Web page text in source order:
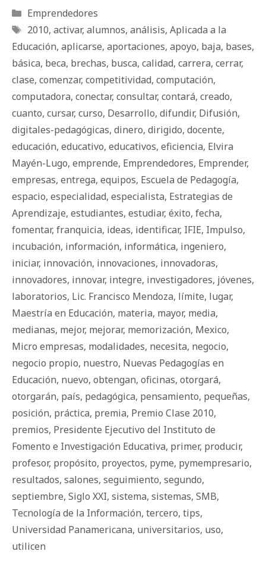
Categorías
Emprendedores
Etiquetas
2010, activar, alumnos, análisis, Aplicada a la
Educación, aplicarse, aportaciones, apoyo, baja, bases,
básica, beca, brechas, busca, calidad, carrera, cerrar,
clase, comenzar, competitividad, computación,
computadora, conectar, consultar, contará, creado,
cuanto, cursar, curso, Desarrollo, difundir, Difusión,
digitales-pedagógicas, dinero, dirigido, docente,
educación, educativo, educativos, eficiencia, Elvira
Mayén-Lugo, emprende, Emprendedores, Emprender,
empresas, entrega, equipos, Escuela de Pedagogía,
espacio, especialidad, especialista, Estrategias de
Aprendizaje, estudiantes, estudiar, éxito, fecha,
fomentar, franquicia, ideas, identificar, IFIE, Impulso,
incubación, información, informática, ingeniero,
iniciar, innovación, innovaciones, innovadoras,
innovadores, innovar, integre, investigadores, jóvenes,
laboratorios, Lic. Francisco Mendoza, límite, lugar,
Maestría en Educación, materia, mayor, media,
medianas, mejor, mejorar, memorización, Mexico,
Micro empresas, modalidades, necesita, negocio,
negocio propio, nuestro, Nuevas Pedagogías en
Educación, nuevo, obtengan, oficinas, otorgará,
otorgarán, país, pedagógica, pensamiento, pequeñas,
posición, práctica, premia, Premio Clase 2010,
premios, Presidente Ejecutivo del Instituto de
Fomento e Investigación Educativa, primer, producir,
profesor, propósito, proyectos, pyme, pymempresario,
resultados, salones, seguimiento, segundo,
septiembre, Siglo XXI, sistema, sistemas, SMB,
Tecnología de la Información, tercero, tips,
Universidad Panamericana, universitarios, uso,
utilicen